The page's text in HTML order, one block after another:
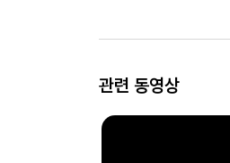
관련 동영상